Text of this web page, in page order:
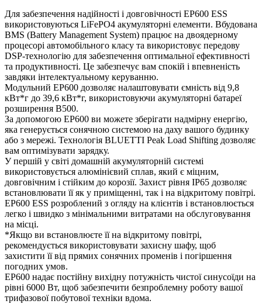
Для забезпечення надійності і довговічності EP600 ESS
використовуються LiFePO4 акумуляторні елементи. Вбудована
BMS (Battery Management System) працює на двоядерному
процесорі автомобільного класу та використовує передову
DSP-технологію для забезпечення оптимальної ефективності
та продуктивності. Це забезпечує вам спокій і впевненість
завдяки інтелектуальному керуванню.
Модульний EP600 дозволяє налаштовувати ємність від 9,8
кВт*г до 39,6 кВт*г, використовуючи акумуляторні батареї
розширення B500.
За допомогою EP600 ви можете зберігати надмірну енергію,
яка генерується сонячною системою на даху вашого будинку
або з мережі. Технологія BLUETTI Peak Load Shifting дозволяє
вам оптимізувати зарядку.
У першій у світі домашній акумуляторній системі
використовується алюмінієвий сплав, який є міцним,
довговічним і стійким до корозії. Захист рівня IP65 дозволяє
встановлювати її як у приміщенні, так і на відкритому повітрі.
EP600 ESS розроблений з огляду на клієнтів і встановлюється
легко і швидко з мінімальними витратами на обслуговування
на місці.
*Якщо ви встановлюєте її на відкритому повітрі,
рекомендується використовувати захисну шафу, щоб
захистити її від прямих сонячних променів і погіршення
погодних умов.
EP600 надає постійну вихідну потужність чистої синусоїди на
рівні 6000 Вт, щоб забезпечити безпроблемну роботу вашої
трифазової побутової техніки вдома.